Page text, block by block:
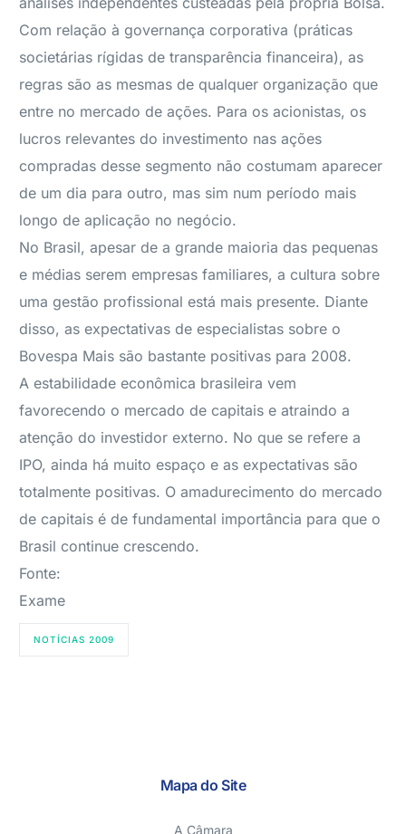
Com relação à governança corporativa (práticas
societárias rígidas de transparência financeira), as
regras são as mesmas de qualquer organização que
entre no mercado de ações. Para os acionistas, os
lucros relevantes do investimento nas ações
compradas desse segmento não costumam aparecer
de um dia para outro, mas sim num período mais
longo de aplicação no negócio.
No Brasil, apesar de a grande maioria das pequenas
e médias serem empresas familiares, a cultura sobre
uma gestão profissional está mais presente. Diante
disso, as expectativas de especialistas sobre o
Bovespa Mais são bastante positivas para 2008.
A estabilidade econômica brasileira vem
favorecendo o mercado de capitais e atraindo a
atenção do investidor externo. No que se refere a
IPO, ainda há muito espaço e as expectativas são
totalmente positivas. O amadurecimento do mercado
de capitais é de fundamental importância para que o
Brasil continue crescendo.
Fonte:
Exame
NOTÍCIAS 2009
Mapa do Site
A Câmara